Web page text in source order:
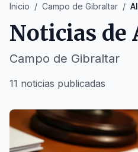
Inicio / Campo de Gibraltar /
Noticias de
Campo de Gibraltar
11 noticias publicadas